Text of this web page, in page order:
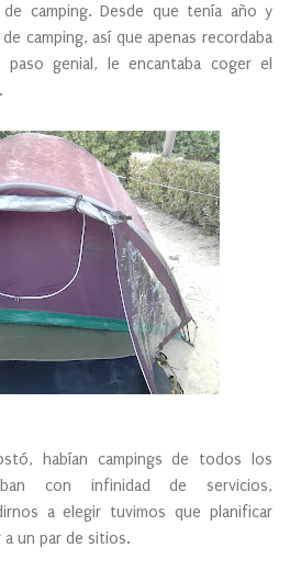
camping. Desde que tenía año y
camping, así que apenas recordaba
genial, le encantaba coger el
habían campings de todos los
con infinidad de servicios,
a elegir tuvimos que planificar
un par de sitios.